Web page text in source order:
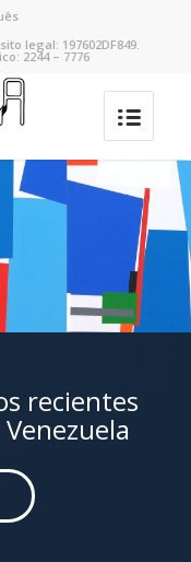
legal: 197602DF849.
2244 – 7776
recientes